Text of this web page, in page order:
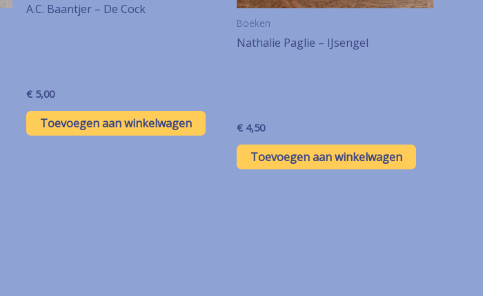
A.C. Baantjer – De Cock
€ 5,00
Toevoegen aan winkelwagen
Boeken
Nathalie Paglie – IJsengel
€ 4,50
Toevoegen aan winkelwagen